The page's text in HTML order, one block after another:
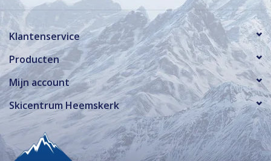
Klantenservice
Producten
Mijn account
Skicentrum Heemskerk